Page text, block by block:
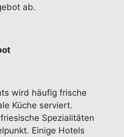
ab.
wird häufig frische
Küche serviert.
Spezialitäten
Einige Hotels